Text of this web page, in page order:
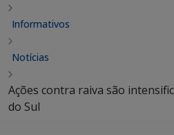
Informativos
Notícias
Ações contra raiva são
do Sul